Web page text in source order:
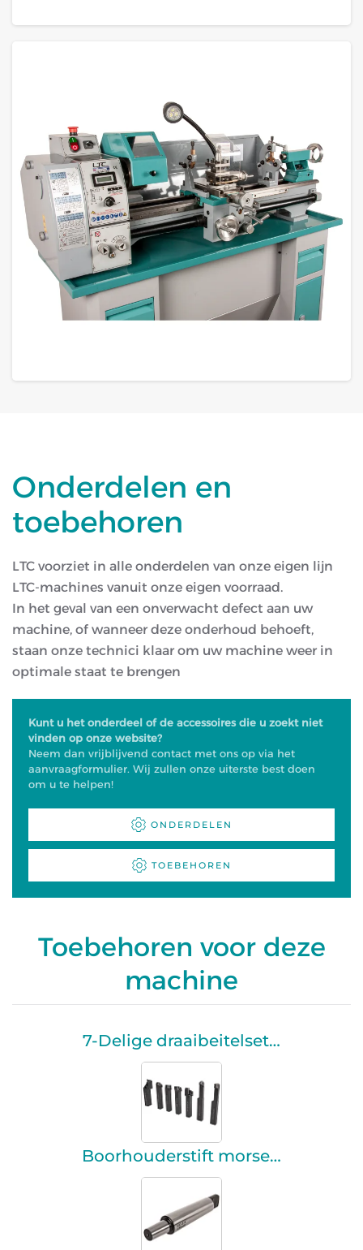
GROTE FOTO
Onderdelen en
toebehoren
LTC voorziet in alle onderdelen van onze eigen lijn
LTC-machines vanuit onze eigen voorraad.
In het geval van een onverwacht defect aan uw
machine, of wanneer deze onderhoud behoeft,
staan onze technici klaar om uw machine weer in
optimale staat te brengen
Kunt u het onderdeel of de accessoires die u zoekt niet
vinden op onze website?
Neem dan vrijblijvend contact met ons op via het
aanvraagformulier. Wij zullen onze uiterste best doen
om u te helpen!
ONDERDELEN
TOEBEHOREN
Toebehoren voor deze
machine
7-Delige draaibeitelset…
Boorhouderstift morse…